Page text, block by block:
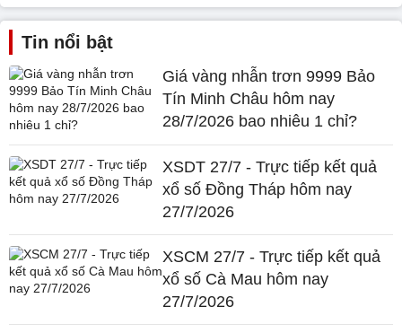
Tin nổi bật
Giá vàng nhẫn trơn 9999 Bảo
Tín Minh Châu hôm nay
28/7/2026 bao nhiêu 1 chỉ?
XSDT 27/7 - Trực tiếp kết quả
xổ số Đồng Tháp hôm nay
27/7/2026
XSCM 27/7 - Trực tiếp kết quả
xổ số Cà Mau hôm nay
27/7/2026